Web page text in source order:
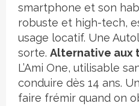
smartphone et son
robuste et high-tech,
usage locatif. Une
sorte. Alternative aux
L’Ami One, utilisable
conduire dès 14 ans.
faire frémir quand on